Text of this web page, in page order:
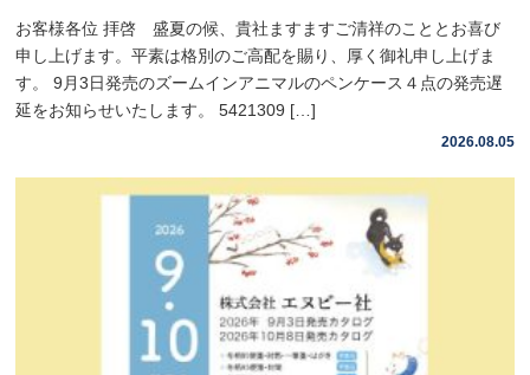
お客様各位 拝啓 盛夏の候、貴社ますますご清祥のこととお喜び
申し上げます。平素は格別のご高配を賜り、厚く御礼申し上げま
す。 9月3日発売のズームインアニマルのペンケース４点の発売遅
延をお知らせいたします。 5421309 […]
2026.08.05